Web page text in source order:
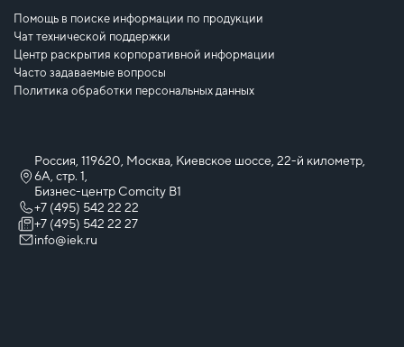
Помощь в поиске информации по продукции
Чат технической поддержки
Центр раскрытия корпоративной информации
Часто задаваемые вопросы
Политика обработки персональных данных
Россия, 119620, Москва, Киевское шоссе, 22-й километр,
6А, стр. 1,
Бизнес-центр Comcity B1
+7 (495) 542 22 22
+7 (495) 542 22 27
info@iek.ru